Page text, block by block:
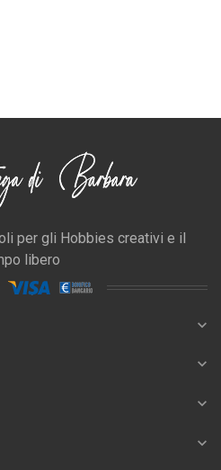
per gli Hobbies creativi e il
libero
expand_more
expand_more
expand_more
expand_more